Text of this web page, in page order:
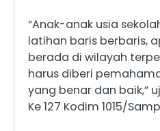
“Anak-anak usia
latihan baris berbaris,
berada di wilayah
harus diberi
yang benar dan baik,”
Ke 127 Kodim 1015/